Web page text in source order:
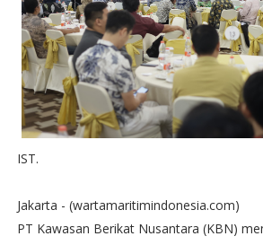
IST.
Jakarta - (wartamaritimindonesia.com)
PT Kawasan Berikat Nusantara (KBN)